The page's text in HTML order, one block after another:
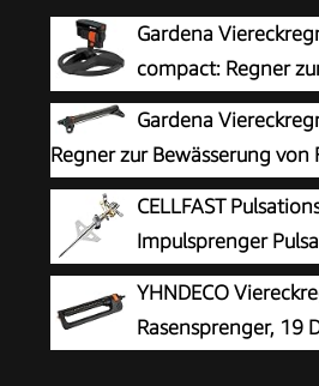
Gardena
compact: Regner
Nutzflächen von 9-216 m²,
Sprengweite 3-12 m,
(18708-20)
Gardena
Regner zur Bewässerung
350 m², Reichweite 7-21 m,
m, integrierter Metallfilter
CELLFAST
Impulsprenger
Professionell
Rasensprenger Aus Metall Für
Pflanzen Stufenregulierung
YHNDECO
Rasensprenger, 19